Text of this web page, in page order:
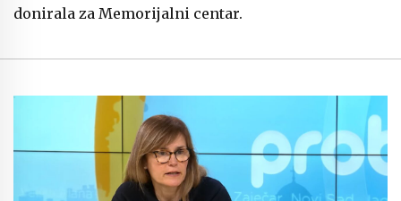
donirala za Memorijalni centar.